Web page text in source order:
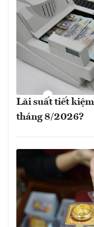
Lãi suất tiết
tháng 8/2026?